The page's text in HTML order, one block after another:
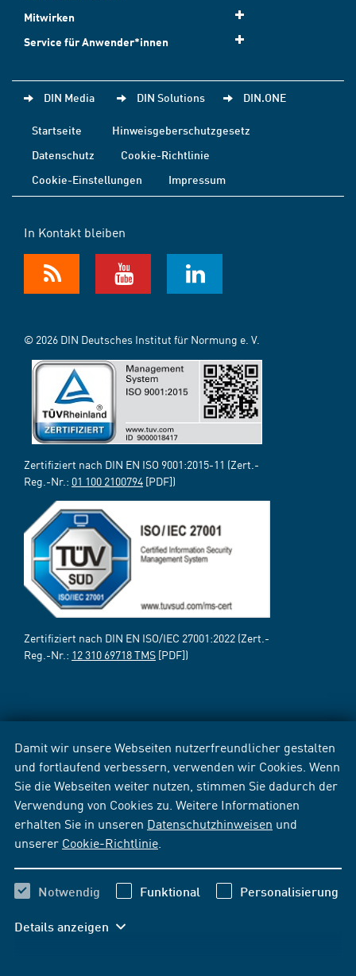
Damit wir unsere Webseiten nutzerfreundlicher gestalten
und fortlaufend verbessern, verwenden wir Cookies. Wenn
Sie die Webseiten weiter nutzen, stimmen Sie dadurch der
Verwendung von Cookies zu. Weitere Informationen
erhalten Sie in unseren Datenschutzhinweisen und
unserer Cookie-Richtlinie
Notwendig Funktional Personalisierung
Details anzeigen
Mitwirken
Service für Anwender*innen
DIN Media DIN Solutions DIN.ONE
Startseite
Hinweisgeberschutzgesetz
Datenschutz
Cookie-Richtlinie
Cookie-Einstellungen
Impressum
In Kontakt bleiben
© 2026 DIN Deutsches Institut für Normung e. V.
Zertifiziert nach DIN EN ISO 9001:2015-11 (Zert.-
Reg.-Nr.: 01 100 2100794 [PDF])
Zertifiziert nach DIN EN ISO/IEC 27001:2022 (Zert.-
Reg.-Nr.: 12 310 69718 TMS [PDF])